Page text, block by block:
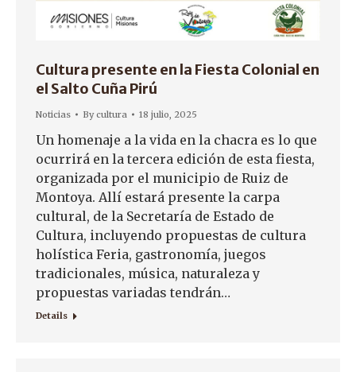
Cultura presente en la Fiesta Colonial en
el Salto Cuña Pirú
Noticias Bycultura 18 julio, 2025
Un homenaje a la vida en la chacra es lo que
ocurrirá en la tercera edición de esta fiesta,
organizada por el municipio de Ruiz de
Montoya. Allí estará presente la carpa
cultural, de la Secretaría de Estado de
Cultura, incluyendo propuestas de cultura
holística Feria, gastronomía, juegos
tradicionales, música, naturaleza y
propuestas variadas tendrán…
Details